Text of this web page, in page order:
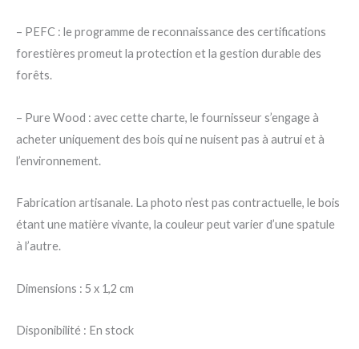
– PEFC : le programme de reconnaissance des certifications
forestières promeut la protection et la gestion durable des
forêts.
– Pure Wood : avec cette charte, le fournisseur s’engage à
acheter uniquement des bois qui ne nuisent pas à autrui et à
l’environnement.
Fabrication artisanale. La photo n’est pas contractuelle, le bois
étant une matière vivante, la couleur peut varier d’une spatule
à l’autre.
Dimensions : 5 x 1,2 cm
Disponibilité : En stock